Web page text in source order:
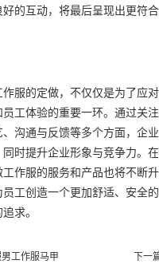
的互动，将最后呈现出更符
服的定做，不仅仅是为了应
工体验的重要一环。通过关
沟通与反馈等多个方面，企
同时提升企业形象与竞争力。
作服的服务和产品也将不断
工创造一个更加舒适、安全
求。
工作服马甲 下一